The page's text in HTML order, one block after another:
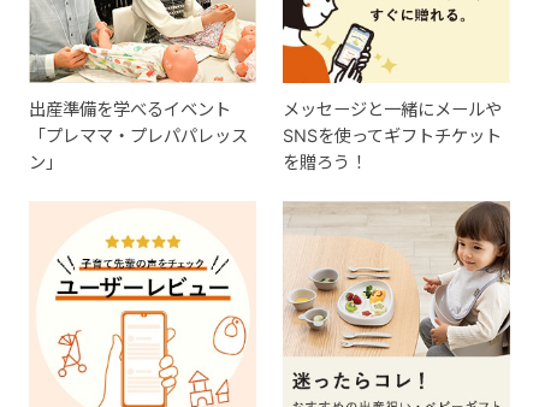
出産準備を学べるイベント
「プレママ・プレパパレッス
ン」
メッセージと一緒にメールや
SNSを使ってギフトチケット
を贈ろう！